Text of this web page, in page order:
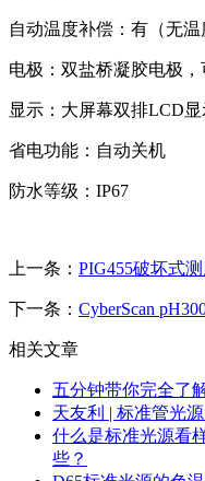
自动温度补偿：有（无温
电极：双盐桥凝胶电极，
显示：大屏幕双排LCD显
省电功能：自动关机
防水等级：IP67
上一条： PIG455破坏式
下一条： CyberScan
相关文章
五分钟带你完全了
天友利 | 标准管光
什么是标准光源看
些？